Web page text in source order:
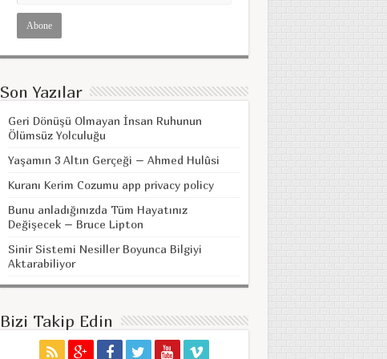
Son Yazılar
Geri Dönüşü Olmayan İnsan Ruhunun
Ölümsüz Yolculuğu
Yaşamın 3 Altın Gerçeği – Ahmed Hulûsi
Kuranı Kerim Cozumu app privacy policy
Bunu anladığınızda Tüm Hayatınız
Değişecek – Bruce Lipton
Sinir Sistemi Nesiller Boyunca Bilgiyi
Aktarabiliyor
Bizi Takip Edin